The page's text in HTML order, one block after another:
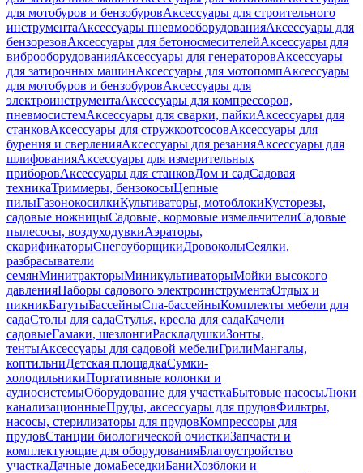
для мотобуров и бензобуровАксессуары для строительного
инструментаАксессуары пневмооборудованияАксессуары для
бензорезовАксессуары для бетоносмесителейАксессуары для
виброоборудованияАксессуары для генераторовАксессуары
для затирочных машинАксессуары для мотопомпАксессуары
для мотобуров и бензобуровАксессуары для
электроинструментаАксессуары для компрессоров,
пневмосистемАксессуары для сварки, пайкиАксессуары для
станковАксессуары для стружкоотсосовАксессуары для
бурения и сверленияАксессуары для резанияАксессуары для
шлифованияАксессуары для измерительных
приборовАксессуары для станковДом и садСадовая
техникаТриммеры, бензокосыЦепные
пилыГазонокосилкиКультиваторы, мотоблокиКусторезы,
садовые ножницыСадовые, кормовые измельчителиСадовые
пылесосы, воздуходувкиАэраторы,
скарификаторыСнегоуборщикиДровоколыСеялки,
разбрасыватели
семянМинитракторыМиникультиваторыМойки высокого
давленияНаборы садового электроинструментаОтдых и
пикникБатутыБассейныСпа-бассейныКомплекты мебели для
садаСтолы для садаСтулья, кресла для садаКачели
садовыеГамаки, шезлонгиРаскладушкиЗонты,
тентыАксессуары для садовой мебелиГрилиМангалы,
коптильниДетская площадкаСумки-
холодильникиПортативные колонки и
аудиосистемыОборудование для участкаБытовые насосыЛюки
канализационныеПруды, аксессуары для прудовФильтры,
насосы, стерилизаторы для прудовКомпрессоры для
прудовСтанции биологической очисткиЗапчасти и
комплектующие для оборудованияБлагоустройство
участкаДачные домаБеседкиБаниХозблоки и